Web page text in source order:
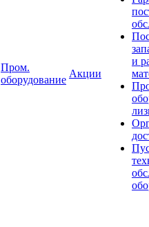
Пром.
оборудование
Акции
и